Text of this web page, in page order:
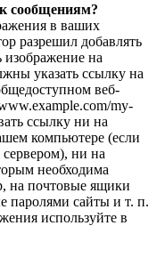
сообщениям?
в ваших
разрешил добавлять
изображение на
указать ссылку на
веб-
my-
ссылку ни на
компьютере (если
ни на
необходима
на почтовые ящики
паролями сайты и т. п.
используйте в